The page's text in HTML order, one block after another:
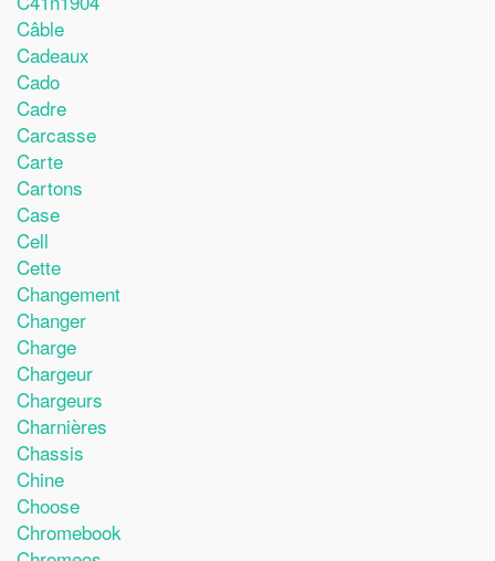
Câble
Cadeaux
Cado
Cadre
Carcasse
Carte
Cartons
Case
Cell
Cette
Changement
Changer
Charge
Chargeur
Chargeurs
Charnières
Chassis
Chine
Choose
Chromebook